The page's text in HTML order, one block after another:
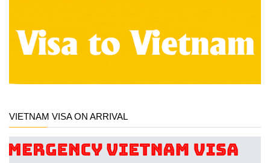
VIETNAM VISA ON ARRIVAL